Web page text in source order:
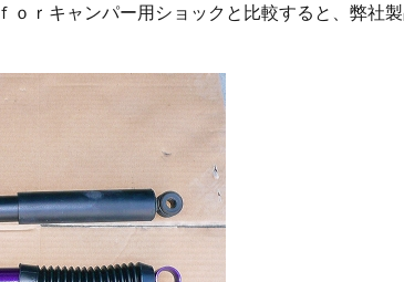
ｏｒキャンパー用ショックと比較すると、弊社